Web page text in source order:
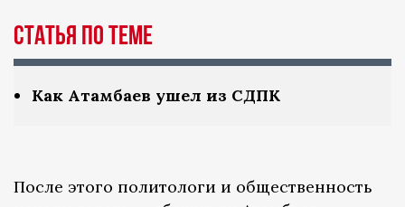
Статья по теме
Как Атамбаев ушел из СДПК
После этого политологи и общественность